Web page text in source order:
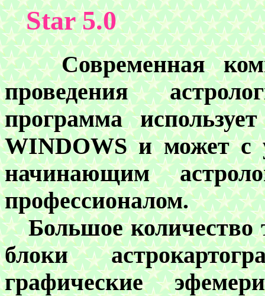
Star 5.0
Cовременная
проведения
программа
WINDOWS и может с
начинающим
профессионалом.
Большое количество
блоки
графические